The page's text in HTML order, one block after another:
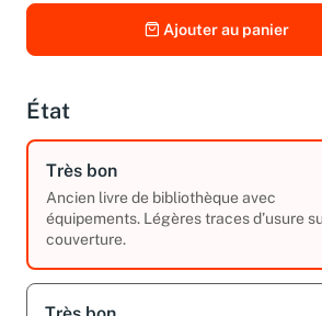
Ajouter au panier
État
Très bon
Ancien livre de bibliothèque avec
équipements. Légères traces d’usure